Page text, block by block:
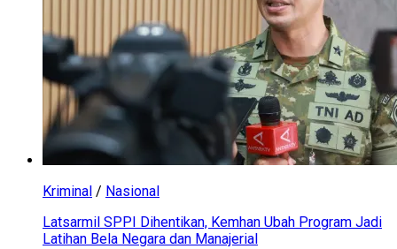
Kriminal / Nasional
Latsarmil SPPI Dihentikan, Kemhan Ubah Program Jadi
Latihan Bela Negara dan Manajerial